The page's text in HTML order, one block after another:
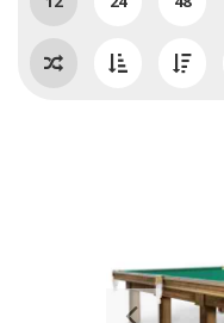
Previous